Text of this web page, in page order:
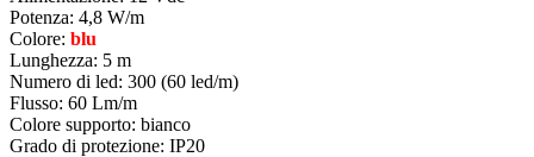
Potenza: 4,8 W/m
Colore: blu
Lunghezza: 5 m
Numero di led: 300 (60 led/m)
Flusso: 60 Lm/m
Colore supporto: bianco
Grado di protezione: IP20